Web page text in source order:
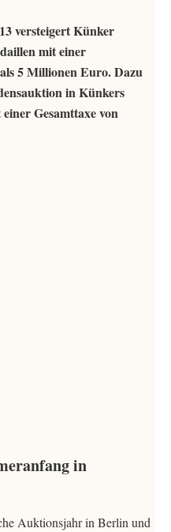
versteigert Künker
mit einer
5 Millionen Euro. Dazu
in Künkers
Gesamttaxe von
in
Auktionsjahr in Berlin und